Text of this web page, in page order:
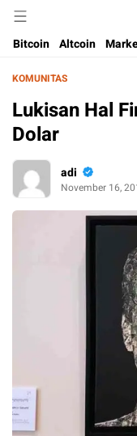
Media Bitcoin dan
Bitcoin Altcoin
KOMUNITAS
Lukisan Hal
Dolar
adi
November 16,